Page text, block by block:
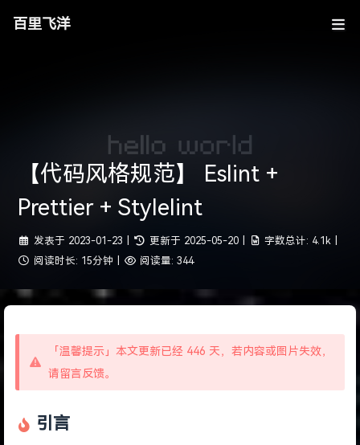
百里飞洋
【代码风格规范】 Eslint +
Prettier + Stylelint
发表于 2023-01-23 更新于 2025-05-20 字数总计: 4.1k
阅读时长: 15分钟 阅读量: 344
「温馨提示」本文更新已经 446 天，若内容或图片失效，
请留言反馈。
引言